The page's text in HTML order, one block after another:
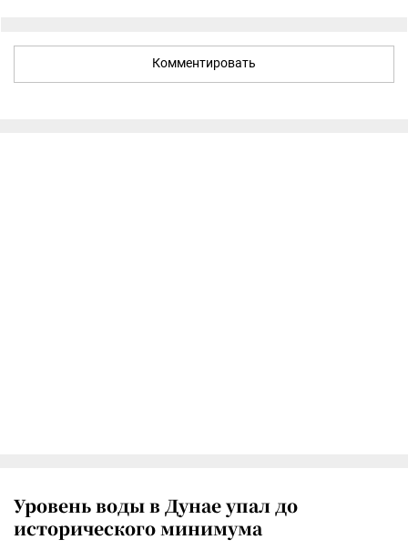
Комментировать
Уровень воды в Дунае упал до
исторического минимума